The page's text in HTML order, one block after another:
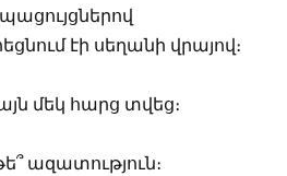
էի սեղանի վրայով։
մեկ հարց տվեց։
ազատություն։